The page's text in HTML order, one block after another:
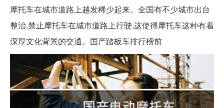
摩托车在城市道路上越发稀少起来。全国有不少城市出台
整治,禁止摩托车在城市道路上行驶,这使得摩托车这种有着
深厚文化背景的交通。国产踏板车排行榜前